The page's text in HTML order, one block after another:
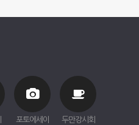
포토에세이 두만강시회